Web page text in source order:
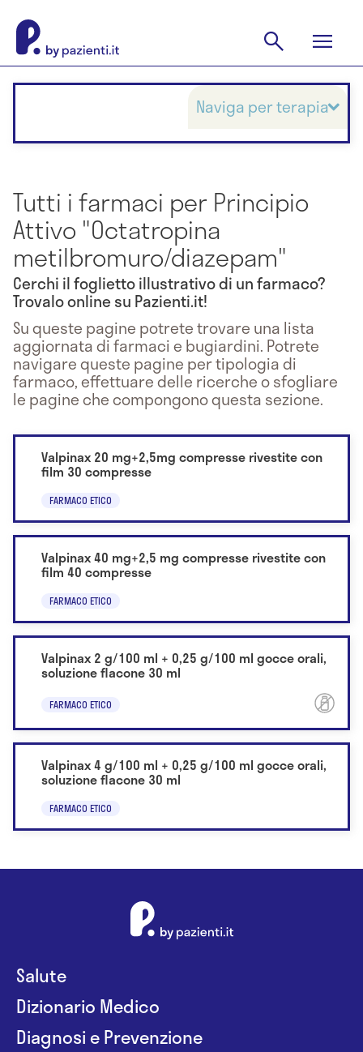
Tutti i farmaci per Principio
Attivo "Octatropina
metilbromuro/diazepam"
Cerchi il foglietto illustrativo di un farmaco?
Trovalo online su Pazienti.it!
Su queste pagine potrete trovare una lista
aggiornata di farmaci e bugiardini. Potrete
navigare queste pagine per tipologia di
farmaco, effettuare delle ricerche o sfogliare
le pagine che compongono questa sezione.
Valpinax 20 mg+2,5mg compresse rivestite con
film 30 compresse
FARMACO ETICO
Valpinax 40 mg+2,5 mg compresse rivestite con
film 40 compresse
FARMACO ETICO
Valpinax 2 g/100 ml + 0,25 g/100 ml gocce orali,
soluzione flacone 30 ml
FARMACO ETICO
Valpinax 4 g/100 ml + 0,25 g/100 ml gocce orali,
soluzione flacone 30 ml
FARMACO ETICO
Naviga per terapia
Salute
Dizionario Medico
Diagnosi e Prevenzione